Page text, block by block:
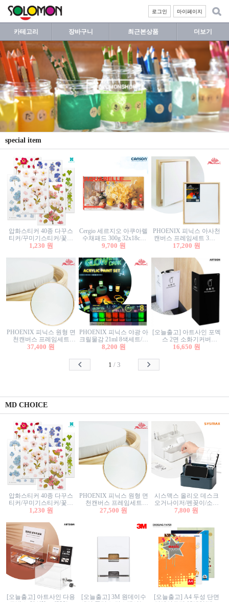
마이페이지
로그인
카테고리 장바구니 최근본상품 더보기
special item
압화스티커 40종 다꾸스
티커/꾸미기스티커/꽃스
티커/압화꽃책갈피/팬시
1,230 원
Cergio 세르지오 아쿠아렐
수채패드 300g 32x18cm
12매 1면제본
9,700 원
PHOENIX 피닉스 아사천
캔버스 프레임세트 3호F
27.3x22cm 캔버스와 올림
17,200 원
PHOENIX 피닉스 원형 면
천캔버스 프레임세트
40cm/원형캔버스/플로팅
37,400 원
PHOENIX 피닉스 야광 아
크릴물감 21ml 8색세트/야
광물감
8,200 원
[오늘출고] 아트사인 포멕
스 2면 소화기커버
1470/1471/소화기커버/소
함/소화기거치대/소화기
16,650 원
1 / 3
MD CHOICE
압화스티커 40종 다꾸스
티커/꾸미기스티커/꽃스
티커/압화꽃책갈피/팬시
1,230 원
PHOENIX 피닉스 원형 면
천캔버스 프레임세트
30cm/원형캔버스/플로팅
27,500 원
시스맥스 올리오 데스크
오거나이저/펜꽂이/소품
꽂이/소품함/정리함/수납
7,800 원
[오늘출고] 아트사인 다용
[오늘출고] 3M 원데이수
[오늘출고] A4 두성 단면